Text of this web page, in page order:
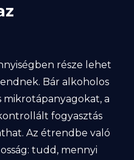
része lehet
Bár alkoholos
a
fogyasztás
Az étrendbe való
tudd, mennyi